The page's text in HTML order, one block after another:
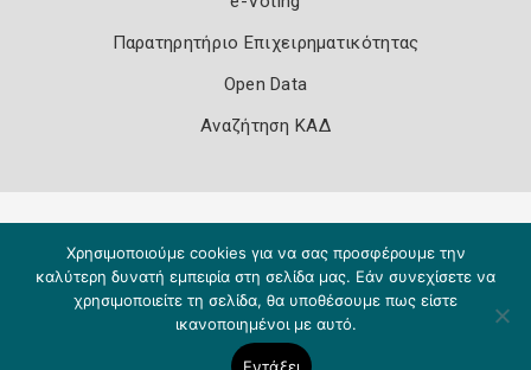
Παρατηρητήριο Επιχειρηματικότητας
Open Data
Αναζήτηση ΚΑΔ
Χρησιμοποιούμε cookies για να σας προσφέρουμε την
καλύτερη δυνατή εμπειρία στη σελίδα μας. Εάν συνεχίσετε να
χρησιμοποιείτε τη σελίδα, θα υποθέσουμε πως είστε
ικανοποιημένοι με αυτό.
Εντάξει
Copyright 2026 Knowledge A.E.